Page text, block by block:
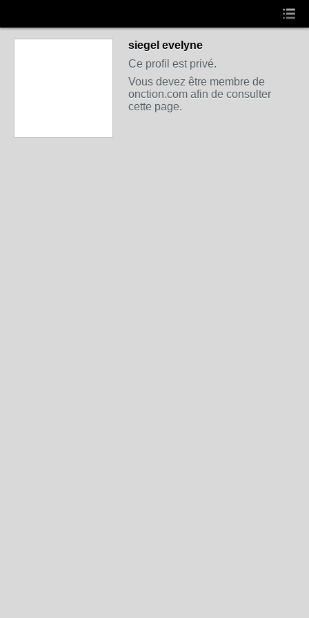
siegel evelyne
Ce profil est privé.
Vous devez être membre de
onction.com afin de consulter
cette page.